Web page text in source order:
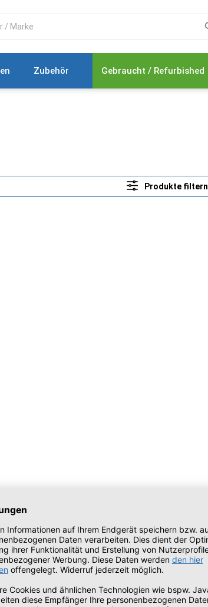
Zubehör Gebraucht / Refurbished
Produkte filtern